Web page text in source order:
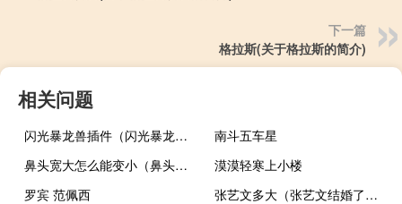
下一篇
格拉斯(关于格拉斯的简介)
相关问题
闪光暴龙兽插件（闪光暴龙兽）
南斗五车星
鼻头宽大怎么能变小（鼻头宽大怎么变小）
漠漠轻寒上小楼
罗宾 范佩西
张艺文多大（张艺文结婚了吗（多图））